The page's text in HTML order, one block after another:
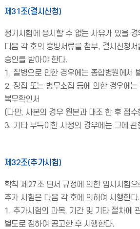
제31조(결시신청)
정기시험에 응시할 수 없는 사유가 있을 경
다음 각 호의 증빙서류를 첨부, 결시신청
승인을 받아야 한다.
1. 질병으로 인한 경우에는 종합병원에서
2. 징집 또는 병무소집 등에 의한 경우에
복무확인서
(다만, 사본의 경우 원본과 대조 한 후 접수
3. 기타 부득이한 사정의 경우에는 그에 관
제32조(추가시험)
학칙 제27조 단서 규정에 의한 임시시험
추가 시험은 다음 각 호에 의하여 시행한다.
1. 추가시험의 과목, 기간 및 기타 절차에
별도로 정하여 공고한 후 시행한다.